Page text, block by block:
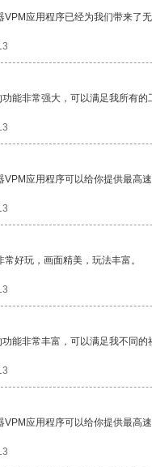
VPM应用程序已经为我们带来了
能非常强大，可以满足我所有的
VPM应用程序可以给你提供最高
常好玩，画面精美，玩法丰富。
能非常丰富，可以满足我不同的
VPM应用程序可以给你提供最高